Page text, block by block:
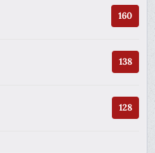
160
138
128